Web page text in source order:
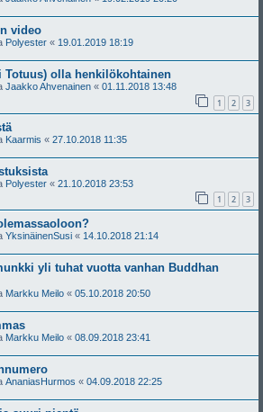
video
Polyester « 19.01.2019 18:19
Totuus) olla henkilökohtainen
Jaakko Ahvenainen « 01.11.2018 13:48
1 2 3
Kaarmis « 27.10.2018 11:35
Polyester « 21.10.2018 23:53
1 2 3
YksinäinenSusi « 14.10.2018 21:14
yli tuhat vuotta vanhan Buddhan
Markku Meilo « 05.10.2018 20:50
Markku Meilo « 08.09.2018 23:41
AnaniasHurmos « 04.09.2018 22:25